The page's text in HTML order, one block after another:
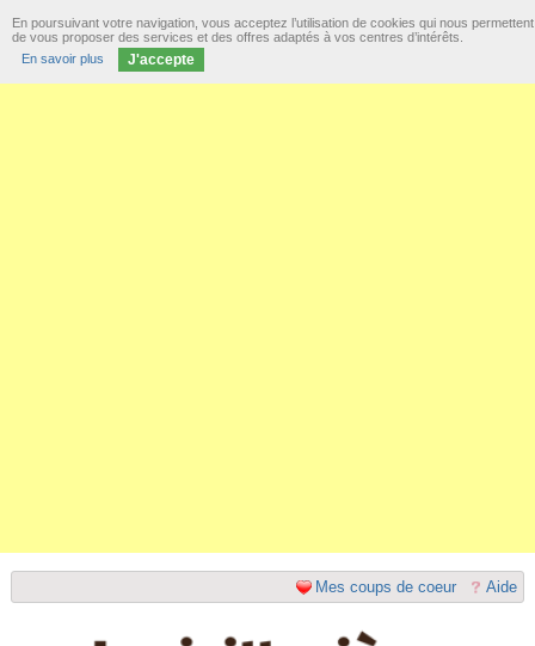
Aide
Mes coups de coeur
En poursuivant votre navigation, vous acceptez l’utilisation de cookies qui nous permettent
de vous proposer des services et des offres adaptés à vos centres d’intérêts.
En savoir plus
J'accepte